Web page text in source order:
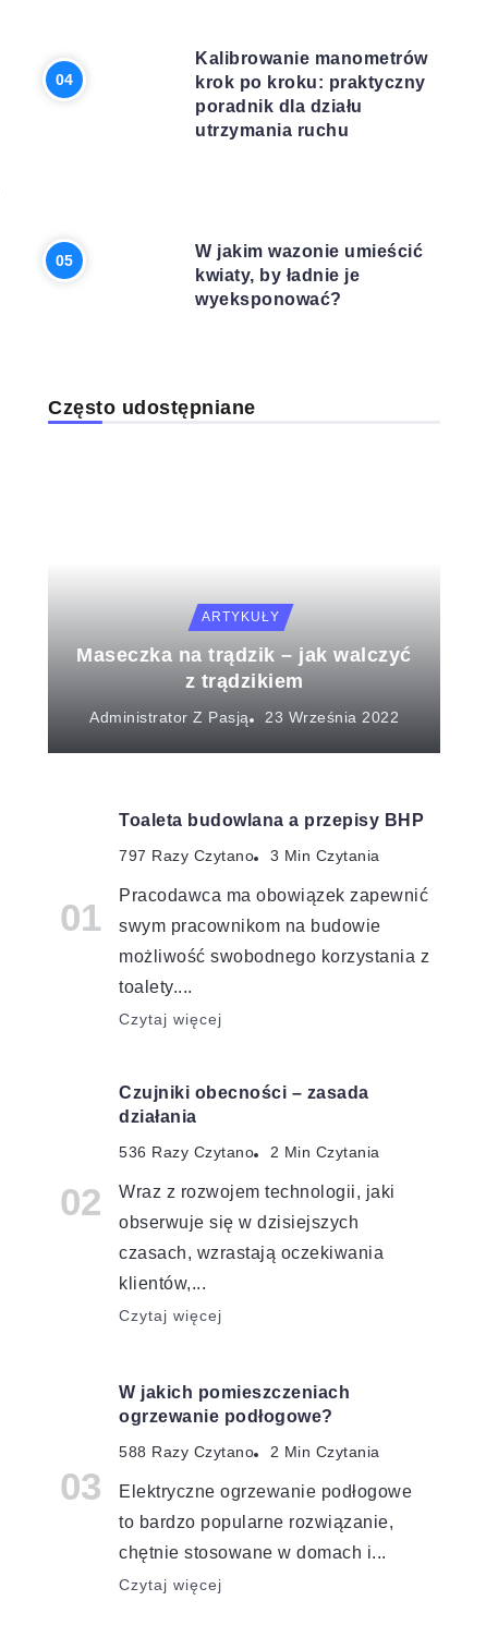
Kalibrowanie manometrów
krok po kroku: praktyczny
poradnik dla działu
utrzymania ruchu
W jakim wazonie umieścić
kwiaty, by ładnie je
wyeksponować?
Często udostępniane
ARTYKUŁY
Maseczka na trądzik – jak walczyć
z trądzikiem
Administrator Z Pasją
Toaleta budowlana a przepisy BHP
797 Razy Czytano 3 Min Czytania
Pracodawca ma obowiązek zapewnić
swym pracownikom na budowie
możliwość swobodnego korzystania z
toalety....
Czytaj więcej
Czujniki obecności – zasada
działania
536 Razy Czytano 2 Min Czytania
Wraz z rozwojem technologii, jaki
obserwuje się w dzisiejszych
czasach, wzrastają oczekiwania
klientów,...
Czytaj więcej
W jakich pomieszczeniach
ogrzewanie podłogowe?
588 Razy Czytano 2 Min Czytania
Elektryczne ogrzewanie podłogowe
to bardzo popularne rozwiązanie,
chętnie stosowane w domach i...
Czytaj więcej